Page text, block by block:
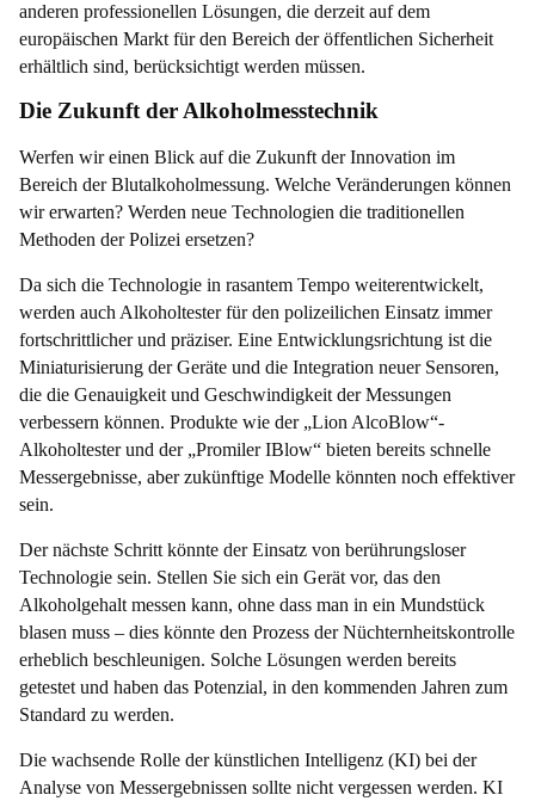
anderen professionellen Lösungen, die derzeit auf dem
europäischen Markt für den Bereich der öffentlichen Sicherheit
erhältlich sind, berücksichtigt werden müssen.
Die Zukunft der Alkoholmesstechnik
Werfen wir einen Blick auf die Zukunft der Innovation im
Bereich der Blutalkoholmessung. Welche Veränderungen können
wir erwarten? Werden neue Technologien die traditionellen
Methoden der Polizei ersetzen?
Da sich die Technologie in rasantem Tempo weiterentwickelt,
werden auch Alkoholtester für den polizeilichen Einsatz immer
fortschrittlicher und präziser. Eine Entwicklungsrichtung ist die
Miniaturisierung der Geräte und die Integration neuer Sensoren,
die die Genauigkeit und Geschwindigkeit der Messungen
verbessern können. Produkte wie der „Lion AlcoBlow“-
Alkoholtester und der „Promiler IBlow“ bieten bereits schnelle
Messergebnisse, aber zukünftige Modelle könnten noch effektiver
sein.
Der nächste Schritt könnte der Einsatz von berührungsloser
Technologie sein. Stellen Sie sich ein Gerät vor, das den
Alkoholgehalt messen kann, ohne dass man in ein Mundstück
blasen muss – dies könnte den Prozess der Nüchternheitskontrolle
erheblich beschleunigen. Solche Lösungen werden bereits
getestet und haben das Potenzial, in den kommenden Jahren zum
Standard zu werden.
Die wachsende Rolle der künstlichen Intelligenz (KI) bei der
Analyse von Messergebnissen sollte nicht vergessen werden. KI